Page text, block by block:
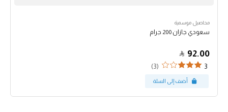
محاصيل موسمية
سعودي جازان 200 جرام
92.00
3
(3)